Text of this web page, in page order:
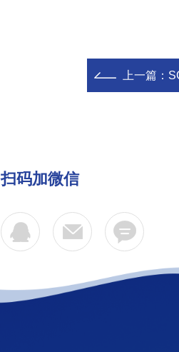
上一篇：
扫码加微信